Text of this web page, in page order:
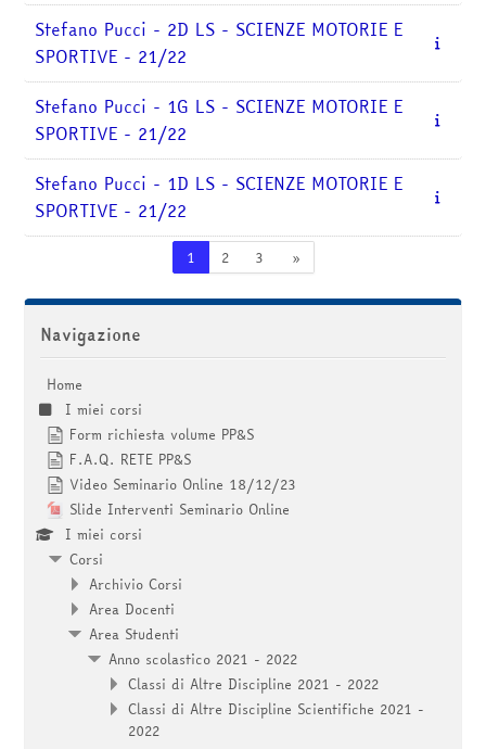
Stefano Pucci - 2D LS - SCIENZE MOTORIE E
SPORTIVE - 21/22
Stefano Pucci - 1G LS - SCIENZE MOTORIE E
SPORTIVE - 21/22
Stefano Pucci - 1D LS - SCIENZE MOTORIE E
SPORTIVE - 21/22
1 Pagina 1
2Pagina 2
3Pagina 3
»Pagina successiva
Salta Navigazione
Navigazione
Home
I miei corsi
Form richiesta volume PP&S
F.A.Q. RETE PP&S
Video Seminario Online 18/12/23
Slide Interventi Seminario Online
I miei corsi
Corsi
Archivio Corsi
Area Docenti
Area Studenti
Anno scolastico 2021 - 2022
Classi di Altre Discipline 2021 - 2022
Classi di Altre Discipline Scientifiche 2021 -
2022